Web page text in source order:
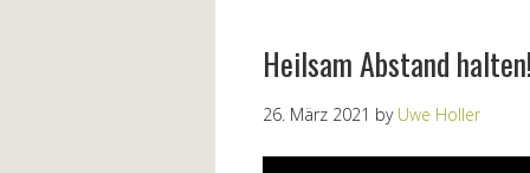
Heilsam Abstand
26. März 2021 by Uwe Holler